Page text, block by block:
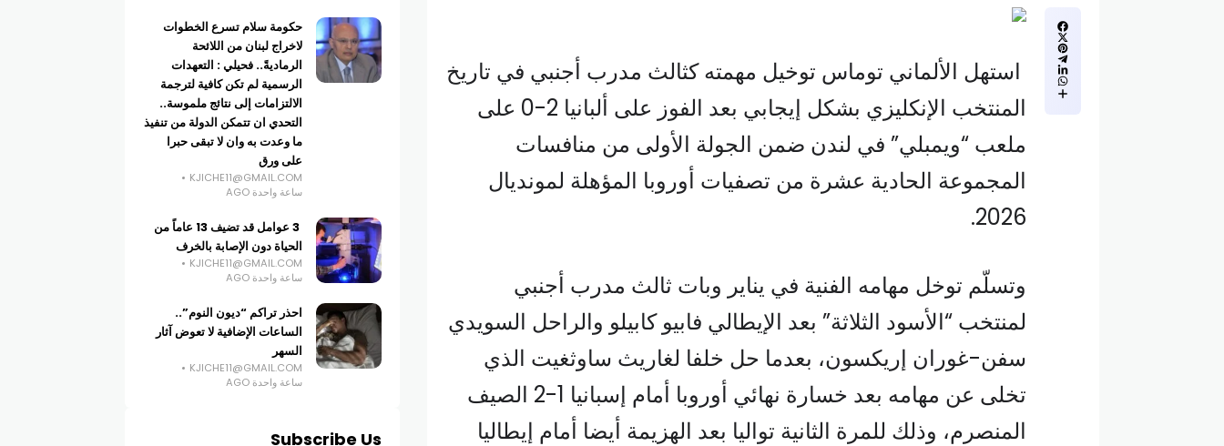
استهل الألماني توماس توخيل مهمته كثالث مدرب أجنبي في تاريخ
المنتخب الإنكليزي بشكل إيجابي بعد الفوز على ألبانيا 2-0 على
ملعب “ويمبلي” في لندن ضمن الجولة الأولى من منافسات
المجموعة الحادية عشرة من تصفيات أوروبا المؤهلة لمونديال
2026.
وتسلّم توخل مهامه الفنية في يناير وبات ثالث مدرب أجنبي
لمنتخب “الأسود الثلاثة” بعد الإيطالي فابيو كابيلو والراحل السويدي
سفن-غوران إريكسون، بعدما حل خلفا لغاريث ساوثغيت الذي
تخلى عن مهامه بعد خسارة نهائي أوروبا أمام إسبانيا 1-2 الصيف
المنصرم، وذلك للمرة الثانية تواليا بعد الهزيمة أيضا أمام إيطاليا
حكومة سلام تسرع الخطوات
لاخراج لبنان من اللائحة
الرماديةً.. فحيلي : التعهدات
الرسمية لم تكن كافية لترجمة
الالتزامات إلى نتائج ملموسة..
التحدي ان تتمكن الدولة من تنفيذ
ما وعدت به وان لا تبقى حبرا
على ورق
KJICHE11@GMAIL.COM
ساعة واحدة AGO
3 عوامل قد تضيف 13 عاماً من
الحياة دون الإصابة بالخرف
KJICHE11@GMAIL.COM
ساعة واحدة AGO
احذر تراكم “ديون النوم”..
الساعات الإضافية لا تعوض آثار
السهر
KJICHE11@GMAIL.COM
ساعة واحدة AGO
Subscribe Us